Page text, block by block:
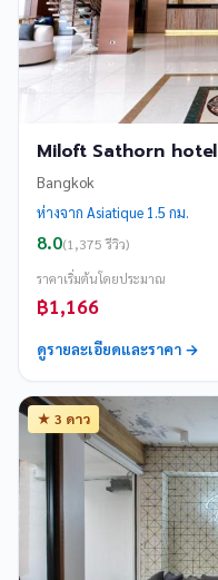
Miloft Sathorn hotel
Bangkok
ห่างจาก Asiatique 1.5 กม.
8.0(1,375 รีวิว)
ราคาเริ่มต้นโดยประมาณ
฿1,166
ดูรายละเอียดและราคา →
★ 3 ดาว